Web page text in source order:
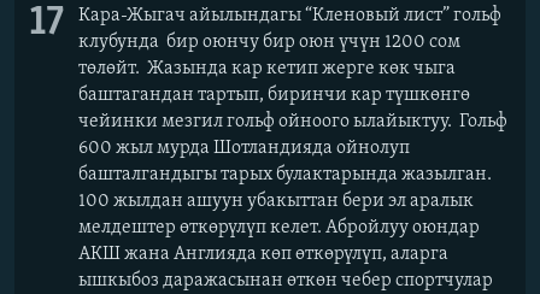
17
Кара-Жыгач айылындагы “Кленовый лист” гольф
клубунда бир оюнчу бир оюн үчүн 1200 сом
төлөйт. Жазында кар кетип жерге көк чыга
баштагандан тартып, биринчи кар түшкөнгө
чейинки мезгил гольф ойноого ылайыктуу. Гольф
600 жыл мурда Шотландияда ойнолуп
башталгандыгы тарых булактарында жазылган.
100 жылдан ашуун убакыттан бери эл аралык
мелдештер өткөрүлүп келет. Абройлуу оюндар
АКШ жана Англияда көп өткөрүлүп, аларга
ышкыбоз даражасынан өткөн чебер спортчулар